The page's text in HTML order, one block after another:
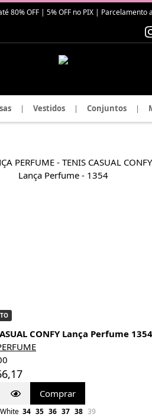
80% OFF | 5% OFF no PIX |
| Vestidos | Conjuntos |
CONFY Lança Perfume 1354
Comprar
34 35 36 37 38 39